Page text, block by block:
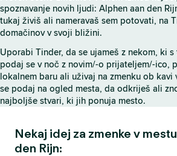
o
v
spoznavanje novih ljudi: Alphen aan den
tukaj živiš ali nameravaš sem potovati, na
domačinov v svoji bližini.
Uporabi Tinder, da se ujameš z nekom, ki
podaj se v noč z novim/-o prijateljem/-ico,
lokalnem baru ali uživaj na zmenku ob
se podaj na ogled mesta, da odkriješ ali
najboljše stvari, ki jih ponuja mesto.
Nekaj idej za zmenke v
den Rijn: